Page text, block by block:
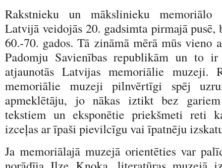
Rakstnieku un mākslinieku memoriālo
Latvijā veidojās 20. gadsimta pirmajā pusē,
60.-70. gados. Tā zināmā mērā mūs vieno
Padomju Savienības republikām un to
atjaunotās Latvijas memoriālie muzeji.
memoriālie muzeji pilnvērtīgi spēj
apmeklētāju, jo nākas iztikt bez gariem
tekstiem un eksponētie priekšmeti reti
izceļas ar īpaši pievilcīgu vai īpatnēju
Ja memoriālajā muzejā orientēties var